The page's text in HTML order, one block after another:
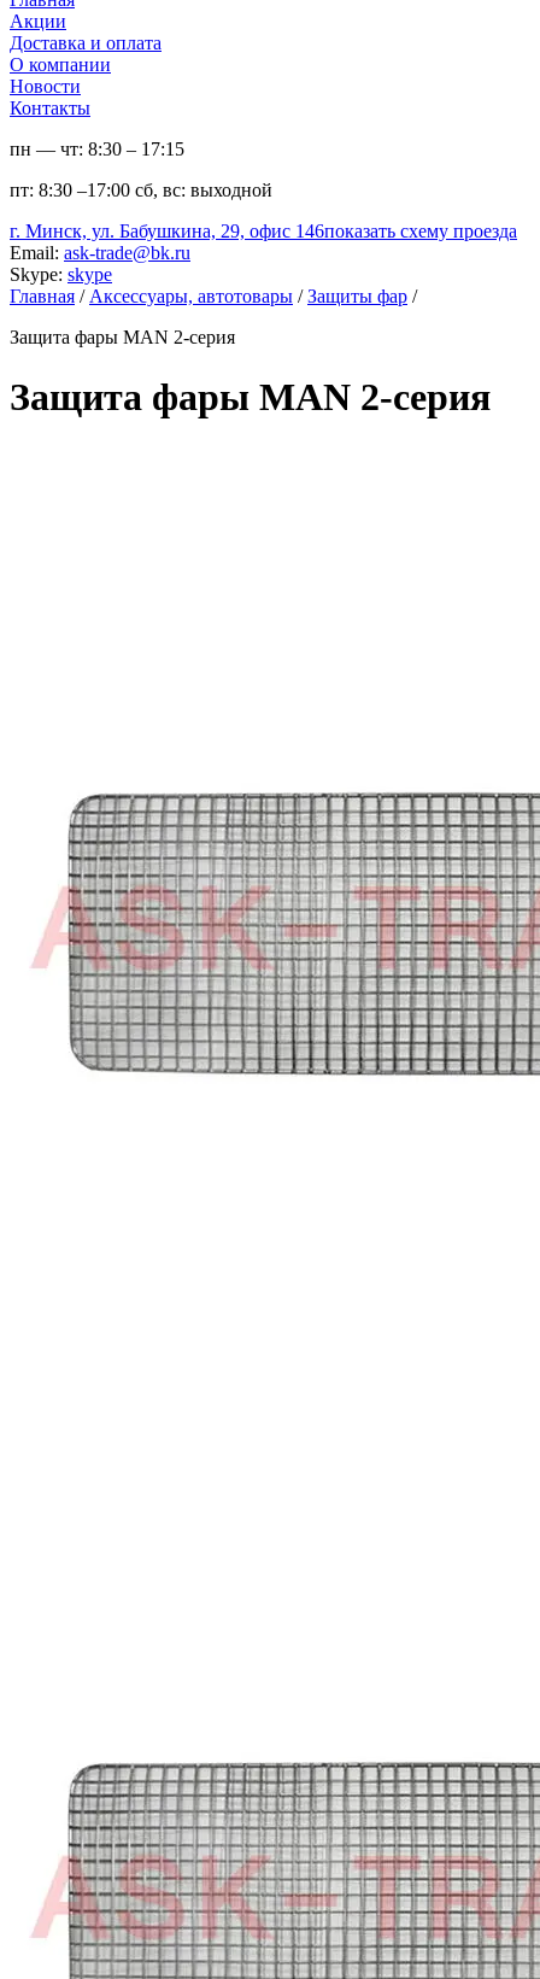
Акции
Доставка и оплата
О компании
Новости
Контакты
пн — чт: 8:30 – 17:15
пт: 8:30 –17:00 сб, вс: выходной
г. Минск, ул. Бабушкина, 29, офис 146показать схему проезда
Email: ask-trade@bk.ru
Skype: skype
Главная / Аксессуары, автотовары / Защиты фар /
Защита фары MAN 2-серия
Защита фары MAN 2-серия